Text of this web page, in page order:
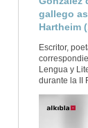
gallego
Hartheim
Escritor,
Lengua y
durante la II